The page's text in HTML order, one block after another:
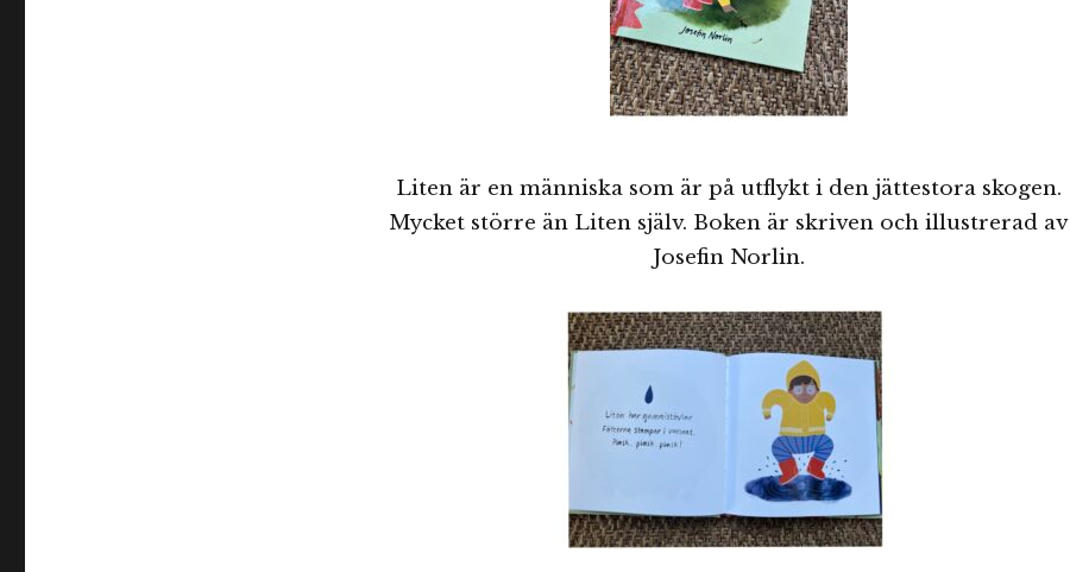
Liten är en människa som är på utflykt i den jättestora skogen.
Mycket större än Liten själv. Boken är skriven och illustrerad av
Josefin Norlin.